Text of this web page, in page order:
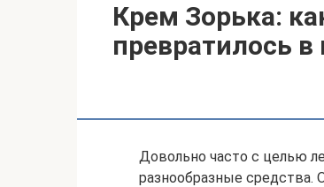
Крем Зорька:
превратилось
Довольно часто с целью
разнообразные средства.